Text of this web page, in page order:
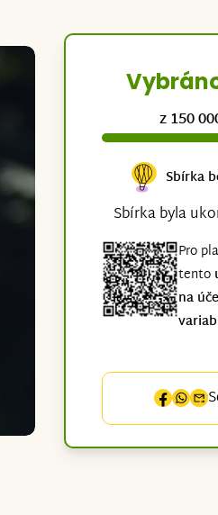
z 150
Sbírka
Sbírka byla
Pro
tento
na